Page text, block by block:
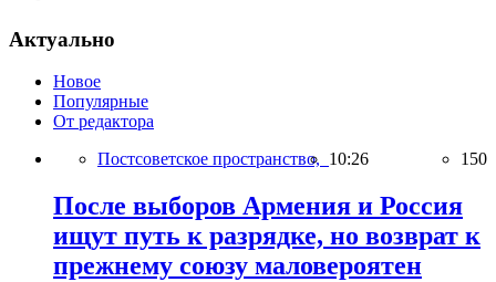
Актуально
Новое
Популярные
От редактора
Постсоветское пространство, 10:26 150
После выборов Армения и Россия
ищут путь к разрядке, но возврат к
прежнему союзу маловероятен